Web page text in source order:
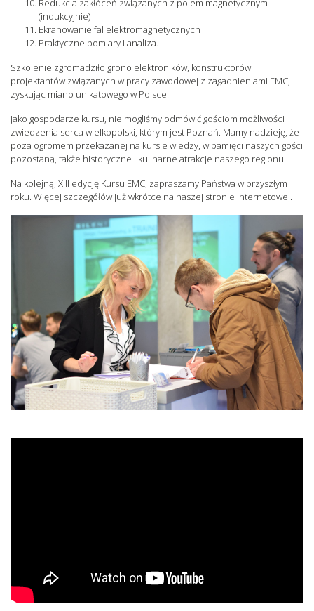
(indukcyjnie)
Ekranowanie fal elektromagnetycznych
Praktyczne pomiary i analiza.
Szkolenie zgromadziło grono elektroników, konstruktorów i
projektantów związanych w pracy zawodowej z zagadnieniami EMC,
zyskując miano unikatowego w Polsce.
Jako gospodarze kursu, nie mogliśmy odmówić gościom możliwości
zwiedzenia serca wielkopolski, którym jest Poznań. Mamy nadzieję, że
poza ogromem przekazanej na kursie wiedzy, w pamięci naszych gości
pozostaną, także historyczne i kulinarne atrakcje naszego regionu.
Na kolejną, XIII edycję Kursu EMC, zapraszamy Państwa w przyszłym
roku. Więcej szczegółów już wkrótce na naszej stronie internetowej.